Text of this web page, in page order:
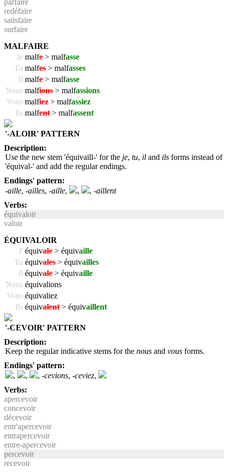
parfaire
redéfaire
satisfaire
surfaire
MALFAIRE
Je malfe > malfasse
Tu malfes > malfasses
Il malfe > malfasse
Nous malfions > malfassions
Vous malfiez > malfassiez
Ils malfent > malfassent
'-ALOIR' PATTERN
Description:
Use the new stem 'équivaill-' for the je, tu, il and ils forms instead of
'équival-' and add the regular endings.
Endings' pattern:
-aille, -ailles, -aille, , , -aillent
Verbs:
équivaloir
valoir
ÉQUIVALOIR
J' équivale > équivaille
Tu équivales > équivailles
Il équivale > équivaille
Nous équivalions
Vous équivaliez
Ils équivalent > équivaillent
'-CEVOIR' PATTERN
Description:
Keep the regular indicative stems for the nous and vous forms.
Endings' pattern:
,
, , -cevions, -ceviez,
Verbs:
apercevoir
concevoir
décevoir
entr'apercevoir
entrapercevoir
entre-apercevoir
percevoir
recevoir